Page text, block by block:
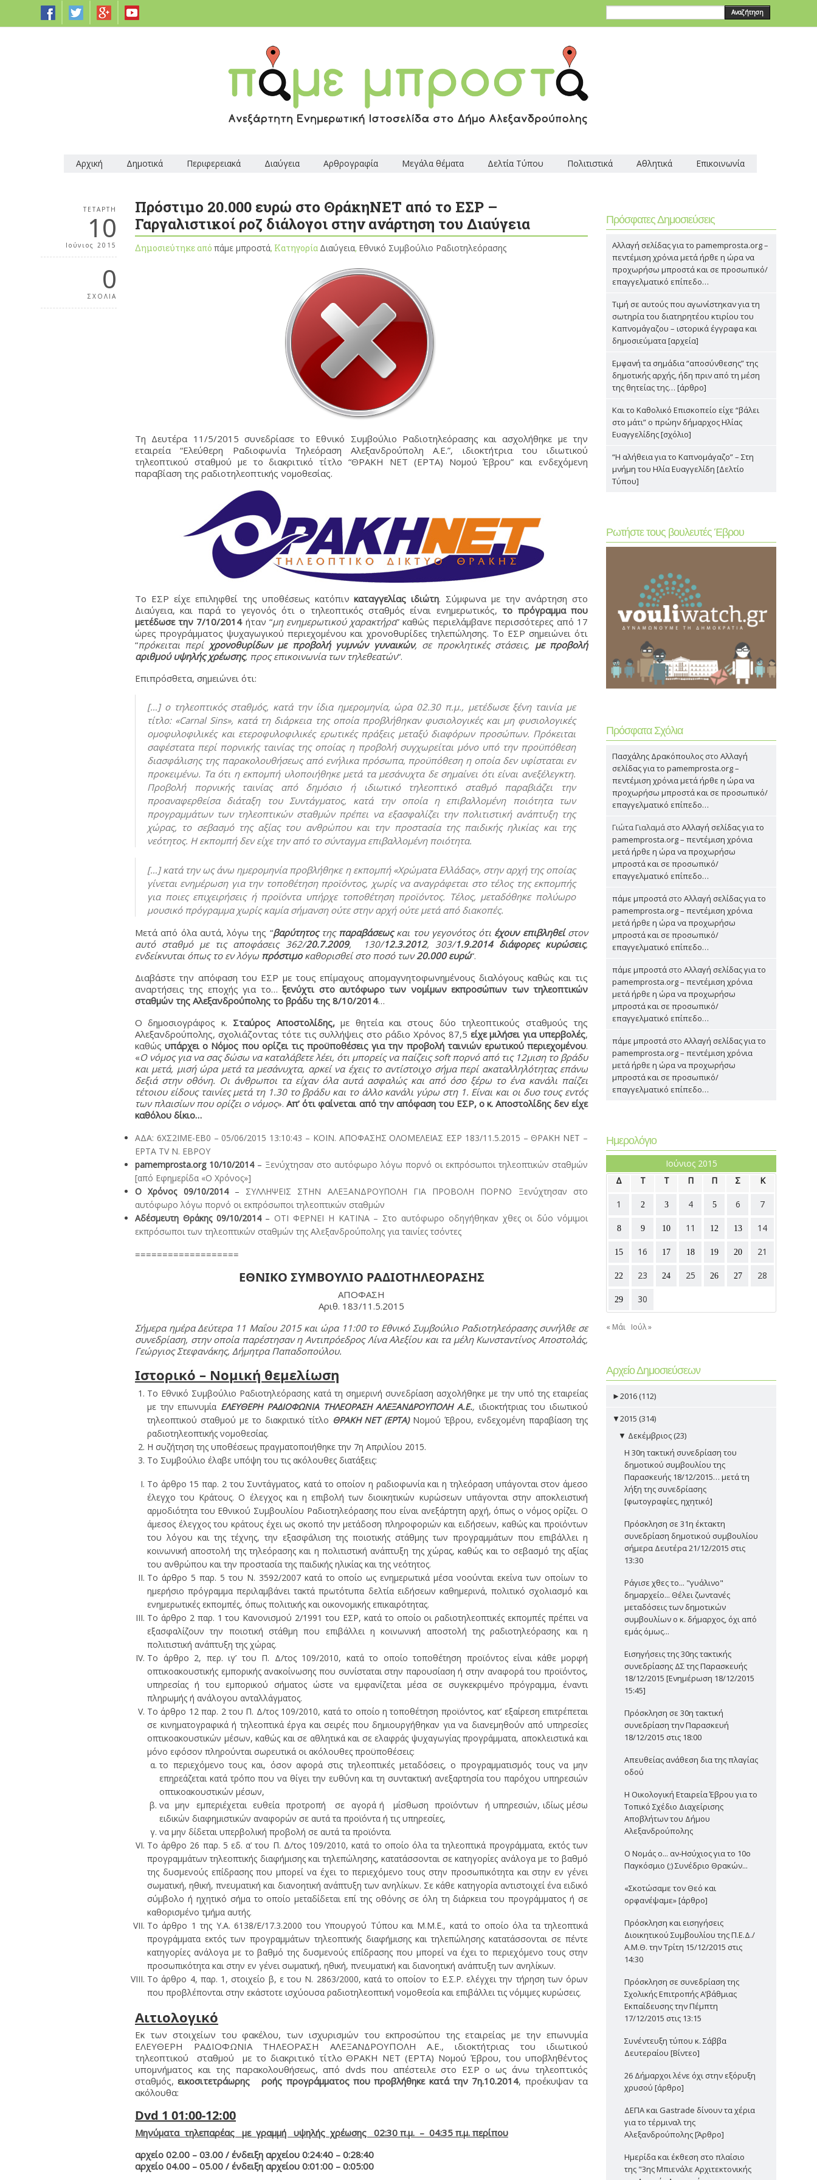
Αναζήτηση
Αρχική Δημοτικά Περιφερειακά Διαύγεια Αρθρογραφία Μεγάλα θέματα Δελτία Τύπου Πολιτιστικά Αθλητικά Επικοινωνία
ΤΕΤΆΡΤΗ
10
Ιούνιος 2015
0
ΣΧΟΛΙΑ
Πρόστιμο 20.000 ευρώ στο ΘράκηΝΕΤ από το ΕΣΡ –
Γαργαλιστικοί ροζ διάλογοι στην ανάρτηση του Διαύγεια
Δημοσιεύτηκε απόπάμε μπροστά, Κατηγορία Διαύγεια, Εθνικό Συμβούλιο Ραδιοτηλεόρασης
Τη Δευτέρα 11/5/2015 συνεδρίασε το Εθνικό Συμβούλιο Ραδιοτηλεόρασης και ασχολήθηκε με την
εταιρεία “Ελεύθερη Ραδιοφωνία Τηλεόραση Αλεξανδρούπολη Α.Ε.”, ιδιοκτήτρια του ιδιωτικού
τηλεοπτικού σταθμού με το διακριτικό τίτλο “ΘΡΑΚΗ ΝΕΤ (ΕΡΤΑ) Νομού Έβρου” και ενδεχόμενη
παραβίαση της ραδιοτηλεοπτικής νομοθεσίας.
Το ΕΣΡ είχε επιληφθεί της υποθέσεως κατόπιν καταγγελίας ιδιώτη. Σύμφωνα με την ανάρτηση στο
Διαύγεια, και παρά το γεγονός ότι ο τηλεοπτικός σταθμός είναι ενημερωτικός,το πρόγραμμα που
μετέδωσε την 7/10/2014ήταν “μη ενημερωτικού χαρακτήρα” καθώς περιελάμβανε περισσότερες από 17
ώρες προγράμματος ψυχαγωγικού περιεχομένου και χρονοθυρίδες τηλεπώλησης. Το ΕΣΡ σημειώνει ότι
“πρόκειται περί χρονοθυρίδων με προβολή γυμνών γυναικών, σε προκλητικές στάσεις, με προβολή
αριθμού υψηλής χρέωσης, προς επικοινωνία των τηλεθεατών“.
Επιπρόσθετα, σημειώνει ότι:
[…] ο τηλεοπτικός σταθμός, κατά την ίδια ημερομηνία, ώρα 02.30 π.μ., μετέδωσε ξένη ταινία με
τίτλο: «Carnal Sins», κατά τη διάρκεια της οποία προβλήθηκαν φυσιολογικές και μη φυσιολογικές
ομοφυλοφιλικές και ετεροφυλοφιλικές ερωτικές πράξεις μεταξύ διαφόρων προσώπων. Πρόκειται
σαφέστατα περί πορνικής ταινίας της οποίας η προβολή συγχωρείται μόνο υπό την προϋπόθεση
διασφάλισης της παρακολουθήσεως από ενήλικα πρόσωπα, προϋπόθεση η οποία δεν υφίσταται εν
προκειμένω. Τα ότι η εκπομπή υλοποιήθηκε μετά τα μεσάνυχτα δε σημαίνει ότι είναι ανεξέλεγκτη.
Προβολή πορνικής ταινίας από δημόσιο ή ιδιωτικό τηλεοπτικό σταθμό παραβιάζει την
προαναφερθείσα διάταξη του Συντάγματος, κατά την οποία η επιβαλλομένη ποιότητα των
προγραμμάτων των τηλεοπτικών σταθμών πρέπει να εξασφαλίζει την πολιτιστική ανάπτυξη της
χώρας, το σεβασμό της αξίας του ανθρώπου και την προστασία της παιδικής ηλικίας και της
νεότητος. Η εκπομπή δεν είχε την από το σύνταγμα επιβαλλομένη ποιότητα.
[…] κατά την ως άνω ημερομηνία προβλήθηκε η εκπομπή «Χρώματα Ελλάδας», στην αρχή της οποίας
γίνεται ενημέρωση για την τοποθέτηση προϊόντος, χωρίς να αναγράφεται στο τέλος της εκπομπής
για ποιες επιχειρήσεις ή προϊόντα υπήρχε τοποθέτηση προϊόντος. Τέλος, μεταδόθηκε πολύωρο
μουσικό πρόγραμμα χωρίς καμία σήμανση ούτε στην αρχή ούτε μετά από διακοπές.
Μετά από όλα αυτά, λόγω της “βαρύτητοςτης παραβάσεωςκαι του γεγονότος ότι έχουν επιβληθείστον
αυτό σταθμό με τις αποφάσεις 362/20.7.2009, 130/12.3.2012, 303/1.9.2014 διάφορες κυρώσεις,
ενδείκνυται όπως το εν λόγω πρόστιμοκαθορισθεί στο ποσό των20.000 ευρώ“.
Διαβάστε την απόφαση του ΕΣΡ με τους επίμαχους απομαγνητοφωνημένους διαλόγους καθώς και τις
αναρτήσεις της εποχής για το…ξενύχτι στο αυτόφωρο των νομίμων εκπροσώπων των τηλεοπτικών
σταθμών της Αλεξανδρούπολης το βράδυ της 8/10/2014…
Ο δημοσιογράφος κ. Σταύρος Αποστολίδης,με θητεία και στους δύο τηλεοπτικούς σταθμούς της
Αλεξανδρούπολης, σχολιάζοντας τότε τις συλλήψεις στο ράδιο Χρόνος 87,5 είχε μιλήσει για υπερβολές,
καθώςυπάρχει ο Νόμος που ορίζει τις προϋποθέσεις για την προβολή ταινιών ερωτικού περιεχομένου.
«Ο νόμος για να σας δώσω να καταλάβετε λέει, ότι μπορείς να παίζεις soft πορνό από τις 12μιση το βράδυ
και μετά, μισή ώρα μετά τα μεσάνυχτα, αρκεί να έχεις το αντίστοιχο σήμα περί ακαταλληλότητας επάνω
δεξιά στην οθόνη. Οι άνθρωποι τα είχαν όλα αυτά ασφαλώς και από όσο ξέρω το ένα κανάλι παίζει
τέτοιου είδους ταινίες μετά τη 1.30 το βράδυ και το άλλο κανάλι γύρω στη 1. Είναι και οι δυο τους εντός
των πλαισίων που ορίζει ο νόμος».Απ’ ότι φαίνεται από την απόφαση του ΕΣΡ, ο κ. Αποστολίδης δεν είχε
καθόλου δίκιο…
ΑΔΑ: 6ΧΣ2ΙΜΕ-ΕΒ0 – 05/06/2015 13:10:43 – ΚΟΙΝ. ΑΠΟΦΑΣΗΣ ΟΛΟΜΕΛΕΙΑΣ ΕΣΡ 183/11.5.2015 – ΘΡΑΚΗ ΝΕΤ –
ΕΡΤΑ TV Ν. ΕΒΡΟΥ
pamemprosta.org 10/10/2014– Ξενύχτησαν στο αυτόφωρο λόγω πορνό οι εκπρόσωποι τηλεοπτικών σταθμών
[από Εφημερίδα «Ο Χρόνος»]
Ο Χρόνος 09/10/2014– ΣΥΛΛΗΨΕΙΣ ΣΤΗΝ ΑΛΕΞΑΝΔΡΟΥΠΟΛΗ ΓΙΑ ΠΡΟΒΟΛΗ ΠΟΡΝΟ Ξενύχτησαν στο
αυτόφωρο λόγω πορνό οι εκπρόσωποι τηλεοπτικών σταθμών
Αδέσμευτη Θράκης 09/10/2014– ΟΤΙ ΦΕΡΝΕΙ Η ΚΑΤΙΝΑ – Στο αυτόφωρο οδηγήθηκαν χθες οι δύο νόμιμοι
εκπρόσωποι των τηλεοπτικών σταθμών της Αλεξανδρούπολης για ταινίες τσόντες
===================
ΕΘΝΙΚΟ ΣΥΜΒΟΥΛΙΟ ΡΑΔΙΟΤΗΛΕΟΡΑΣΗΣ
ΑΠΟΦΑΣΗ
Αριθ. 183/11.5.2015
Σήμερα ημέρα Δεύτερα 11 Μαΐου 2015 και ώρα 11:00 το Εθνικό Συμβούλιο Ραδιοτηλεόρασης συνήλθε σε
συνεδρίαση, στην οποία παρέστησαν η Αντιπρόεδρος Λίνα Αλεξίου και τα μέλη Κωνσταντίνος Αποστολάς,
Γεώργιος Στεφανάκης, Δήμητρα Παπαδοπούλου.
Ιστορικό – Νομική θεμελίωση
Το Εθνικό Συμβούλιο Ραδιοτηλεόρασης κατά τη σημερινή συνεδρίαση ασχολήθηκε με την υπό της εταιρείας
με την επωνυμία ΕΛΕΥΘΕΡΗ ΡΑΔΙΟΦΩΝΙΑ ΤΗΛΕΟΡΑΣΗ ΑΛΕΞΑΝΔΡΟΥΠΟΛΗ Α.Ε., ιδιοκτήτριας του ιδιωτικού
τηλεοπτικού σταθμού με το διακριτικό τίτλο ΘΡΑΚΗ NET (ΕΡΤΑ)Νομού Έβρου, ενδεχομένη παραβίαση της
ραδιοτηλεοπτικής νομοθεσίας.
Η συζήτηση της υποθέσεως πραγματοποιήθηκε την 7η Απριλίου 2015.
Το Συμβούλιο έλαβε υπόψη του τις ακόλουθες διατάξεις:
Το άρθρο 15 παρ. 2 του Συντάγματος, κατά το οποίον η ραδιοφωνία και η τηλεόραση υπάγονται στον άμεσο
έλεγχο του Κράτους. Ο έλεγχος και η επιβολή των διοικητικών κυρώσεων υπάγονται στην αποκλειστική
αρμοδιότητα του Εθνικού Συμβουλίου Ραδιοτηλεόρασης που είναι ανεξάρτητη αρχή, όπως ο νόμος ορίζει. Ο
άμεσος έλεγχος του κράτους έχει ως σκοπό την μετάδοση πληροφοριών και ειδήσεων, καθώς και προϊόντων
του λόγου και της τέχνης, την εξασφάλιση της ποιοτικής στάθμης των προγραμμάτων που επιβάλλει η
κοινωνική αποστολή της τηλεόρασης και η πολιτιστική ανάπτυξη της χώρας, καθώς και το σεβασμό της αξίας
του ανθρώπου και την προστασία της παιδικής ηλικίας και της νεότητος.
Το άρθρο 5 παρ. 5 του Ν. 3592/2007 κατά το οποίο ως ενημερωτικά μέσα νοούνται εκείνα των οποίων το
ημερήσιο πρόγραμμα περιλαμβάνει τακτά πρωτότυπα δελτία ειδήσεων καθημερινά, πολιτικό σχολιασμό και
ενημερωτικές εκπομπές, όπως πολιτικής και οικονομικής επικαιρότητας.
Το άρθρο 2 παρ. 1 του Κανονισμού 2/1991 του ΕΣΡ, κατά το οποίο οι ραδιοτηλεοπτικές εκπομπές πρέπει να
εξασφαλίζουν την ποιοτική στάθμη που επιβάλλει η κοινωνική αποστολή της ραδιοτηλεόρασης και η
πολιτιστική ανάπτυξη της χώρας.
Το άρθρο 2, περ. ιγ’ του Π. Δ/τος 109/2010, κατά το οποίο τοποθέτηση προϊόντος είναι κάθε μορφή
οπτικοακουστικής εμπορικής ανακοίνωσης που συνίσταται στην παρουσίαση ή στην αναφορά του προϊόντος,
υπηρεσίας ή του εμπορικού σήματος ώστε να εμφανίζεται μέσα σε συγκεκριμένο πρόγραμμα, έναντι
πληρωμής ή ανάλογου ανταλλάγματος.
Το άρθρο 12 παρ. 2 του Π. Δ/τος 109/2010, κατά το οποίο η τοποθέτηση προϊόντος, κατ’ εξαίρεση επιτρέπεται
σε κινηματογραφικά ή τηλεοπτικά έργα και σειρές που δημιουργήθηκαν για να διανεμηθούν από υπηρεσίες
οπτικοακουστικών μέσων, καθώς και σε αθλητικά και σε ελαφράς ψυχαγωγίας προγράμματα, αποκλειστικά και
μόνο εφόσον πληρούνται σωρευτικά οι ακόλουθες προϋποθέσεις:
το περιεχόμενο τους και, όσον αφορά στις τηλεοπτικές μεταδόσεις, ο προγραμματισμός τους να μην
επηρεάζεται κατά τρόπο που να θίγει την ευθύνη και τη συντακτική ανεξαρτησία του παρόχου υπηρεσιών
οπτικοακουστικών μέσων,
να μην εμπεριέχεται ευθεία προτροπή σε αγορά ή μίσθωση προϊόντων ή υπηρεσιών, ιδίως μέσω
ειδικών διαφημιστικών αναφορών σε αυτά τα προϊόντα ή τις υπηρεσίες,
να μην δίδεται υπερβολική προβολή σε αυτά τα προϊόντα.
Το άρθρο 26 παρ. 5 εδ. α’ του Π. Δ/τος 109/2010, κατά το οποίο όλα τα τηλεοπτικά προγράμματα, εκτός των
προγραμμάτων τηλεοπτικής διαφήμισης και τηλεπώλησης, κατατάσσονται σε κατηγορίες ανάλογα με το βαθμό
της δυσμενούς επίδρασης που μπορεί να έχει το περιεχόμενο τους στην προσωπικότητα και στην εν γένει
σωματική, ηθική, πνευματική και διανοητική ανάπτυξη των ανηλίκων. Σε κάθε κατηγορία αντιστοιχεί ένα ειδικό
σύμβολο ή ηχητικό σήμα το οποίο μεταδίδεται επί της οθόνης σε όλη τη διάρκεια του προγράμματος ή σε
καθορισμένο τμήμα αυτής.
Το άρθρο 1 της Υ.Α. 6138/Ε/17.3.2000 του Υπουργού Τύπου και Μ.Μ.Ε., κατά το οποίο όλα τα τηλεοπτικά
προγράμματα εκτός των προγραμμάτων τηλεοπτικής διαφήμισης και τηλεπώλησης κατατάσσονται σε πέντε
κατηγορίες ανάλογα με το βαθμό της δυσμενούς επίδρασης που μπορεί να έχει το περιεχόμενο τους στην
προσωπικότητα και στην εν γένει σωματική, ηθική, πνευματική και διανοητική ανάπτυξη των ανηλίκων.
Το άρθρο 4, παρ. 1, στοιχείο β, ε του Ν. 2863/2000, κατά το οποίον το Ε.Σ.Ρ. ελέγχει την τήρηση των όρων
που προβλέπονται στην εκάστοτε ισχύουσα ραδιοτηλεοπτική νομοθεσία και επιβάλλει τις νόμιμες κυρώσεις.
Αιτιολογικό
Εκ των στοιχείων του φακέλου, των ισχυρισμών του εκπροσώπου της εταιρείας με την επωνυμία
ΕΛΕΥΘΕΡΗ ΡΑΔΙΟΦΩΝΙΑ ΤΗΛΕΟΡΑΣΗ ΑΛΕΞΑΝΔΡΟΥΠΟΛΗ Α.Ε., ιδιοκτήτριας του ιδιωτικού
τηλεοπτικού σταθμού με το διακριτικό τίτλο ΘΡΑΚΗ NET (ΕΡΤΑ) Νομού Έβρου, του υποβληθέντος
υπομνήματος και της παρακολουθήσεως, από dvds που απέστειλε στο ΕΣΡ ο ως άνω τηλεοπτικός
σταθμός,εικοσιτετράωρης ροής προγράμματος που προβλήθηκε κατά την 7η.10.2014, προέκυψαν τα
ακόλουθα:
Dvd 1 01:00-12:00
Μηνύματα τηλεπαρέας με γραμμή υψηλής χρέωσης 02:30 π.μ. – 04:35 π.μ. περίπου
αρχείο 02.00 – 03.00 / ένδειξη αρχείου 0:24:40 – 0:28:40
αρχείο 04.00 – 05.00 / ένδειξη αρχείου 0:01:00 – 0:05:00
Πρόσφατες Δημοσιεύσεις
Αλλαγή σελίδας για το pamemprosta.org –
πεντέμιση χρόνια μετά ήρθε η ώρα να
προχωρήσω μπροστά και σε προσωπικό/
επαγγελματικό επίπεδο…
Τιμή σε αυτούς που αγωνίστηκαν για τη
σωτηρία του διατηρητέου κτιρίου του
Καπνομάγαζου – ιστορικά έγγραφα και
δημοσιεύματα [αρχεία]
Εμφανή τα σημάδια “αποσύνθεσης” της
δημοτικής αρχής, ήδη πριν από τη μέση
της θητείας της… [άρθρο]
Και το Καθολικό Επισκοπείο είχε “βάλει
στο μάτι” ο πρώην δήμαρχος Ηλίας
Ευαγγελίδης [σχόλιο]
“Η αλήθεια για το Καπνομάγαζο” – Στη
μνήμη του Ηλία Ευαγγελίδη [Δελτίο
Τύπου]
Ρωτήστε τους βουλευτές Έβρου
Πρόσφατα Σχόλια
Πασχάλης Δρακόπουλος στο Αλλαγή
σελίδας για το pamemprosta.org –
πεντέμιση χρόνια μετά ήρθε η ώρα να
προχωρήσω μπροστά και σε προσωπικό/
επαγγελματικό επίπεδο…
Γιώτα Γιαλαμά στο Αλλαγή σελίδας για το
pamemprosta.org – πεντέμιση χρόνια
μετά ήρθε η ώρα να προχωρήσω
μπροστά και σε προσωπικό/
επαγγελματικό επίπεδο…
πάμε μπροστά στο Αλλαγή σελίδας για το
pamemprosta.org – πεντέμιση χρόνια
μετά ήρθε η ώρα να προχωρήσω
μπροστά και σε προσωπικό/
επαγγελματικό επίπεδο…
πάμε μπροστά στο Αλλαγή σελίδας για το
pamemprosta.org – πεντέμιση χρόνια
μετά ήρθε η ώρα να προχωρήσω
μπροστά και σε προσωπικό/
επαγγελματικό επίπεδο…
πάμε μπροστά στο Αλλαγή σελίδας για το
pamemprosta.org – πεντέμιση χρόνια
μετά ήρθε η ώρα να προχωρήσω
μπροστά και σε προσωπικό/
επαγγελματικό επίπεδο…
Ημερολόγιο
Ιούνιος 2015
Δ
Τ Τ Π Π Σ Κ
1 2 3 4 5 6 7
8 9 10 11 12 13 14
15 16 17 18 19 20 21
22 23 24 25 26 27 28
29 30
« Μάι Ιούλ »
Αρχείο Δημοσιεύσεων
►2016 (112)
▼2015 (314)
▼ Δεκέμβριος (23)
Η 30η τακτική συνεδρίαση του
δημοτικού συμβουλίου της
Παρασκευής 18/12/2015… μετά τη
λήξη της συνεδρίασης
[φωτογραφίες, ηχητικό]
Πρόσκληση σε 31η έκτακτη
συνεδρίαση δημοτικού συμβουλίου
σήμερα Δευτέρα 21/12/2015 στις
13:30
Ράγισε χθες το... "γυάλινο"
δημαρχείο... Θέλει ζωντανές
μεταδόσεις των δημοτικών
συμβουλίων ο κ. δήμαρχος, όχι από
εμάς όμως...
Εισηγήσεις της 30ης τακτικής
συνεδρίασης ΔΣ της Παρασκευής
18/12/2015 [Ενημέρωση 18/12/2015
15:45]
Πρόσκληση σε 30η τακτική
συνεδρίαση την Παρασκευή
18/12/2015 στις 18:00
Απευθείας ανάθεση δια της πλαγίας
οδού
Η Οικολογική Εταιρεία Έβρου για το
Τοπικό Σχέδιο Διαχείρισης
Αποβλήτων του Δήμου
Αλεξανδρούπολης
Ο Νομάς ο... αν-Ησύχιος για το 10ο
Παγκόσμιο (;) Συνέδριο Θρακών...
«Σκοτώσαμε τον Θεό και
ορφανέψαμε» [άρθρο]
Πρόσκληση και εισηγήσεις
Διοικητικού Συμβουλίου της Π.Ε.Δ./
Α.Μ.Θ. την Τρίτη 15/12/2015 στις
14:30
Πρόσκληση σε συνεδρίαση της
Σχολικής Επιτροπής Α’βάθμιας
Εκπαίδευσης την Πέμπτη
17/12/2015 στις 13:15
Συνέντευξη τύπου κ. Σάββα
Δευτεραίου [Βίντεο]
26 Δήμαρχοι λένε όχι στην εξόρυξη
χρυσού [άρθρο]
ΔΕΠΑ και Gastrade δίνουν τα χέρια
για το τέρμιναλ της
Αλεξανδρούπολης [Άρθρο]
Ημερίδα και έκθεση στο πλαίσιο
της "3ης Μπιενάλε Αρχιτεκτονικής